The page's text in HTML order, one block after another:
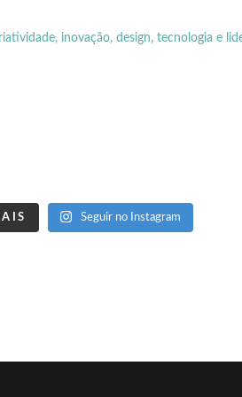
inovação, design, tecnologia e
Seguir no Instagram